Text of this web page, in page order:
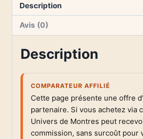
Description
Avis (0)
Description
COMPARATEUR AFFILIÉ
Cette page présente une offre
partenaire. Si vous achetez via
Univers de Montres peut
commission, sans surcoût pour